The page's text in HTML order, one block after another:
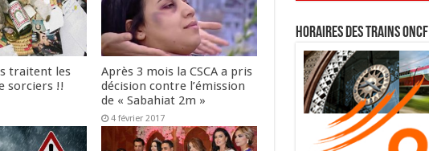
traitent les
sorciers !!
Après 3 mois la CSCA a pris
décision contre l’émission
de « Sabahiat 2m »
4 février 2017
Horaires des trains ONCF